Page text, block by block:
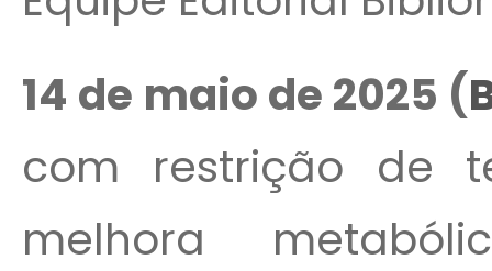
14 de maio de 2025 (
com restrição de
melhora